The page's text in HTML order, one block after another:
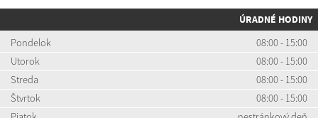
ÚRADNÉ HODINY
Pondelok
08:00 - 15:00
Utorok
08:00 - 15:00
Streda
08:00 - 15:00
Štvrtok
08:00 - 15:00